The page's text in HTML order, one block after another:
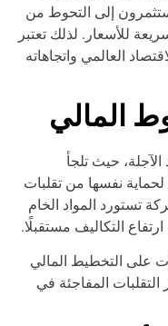
إلى التحوط من
للأسعار. لذلك تعتبر
العالمي واتجاهاته
المالي
حيث تلجأ
نفسها من تقلبات
المواد الخام
التكاليف مستقبلًا.
التخطيط المالي
المفاجئة في